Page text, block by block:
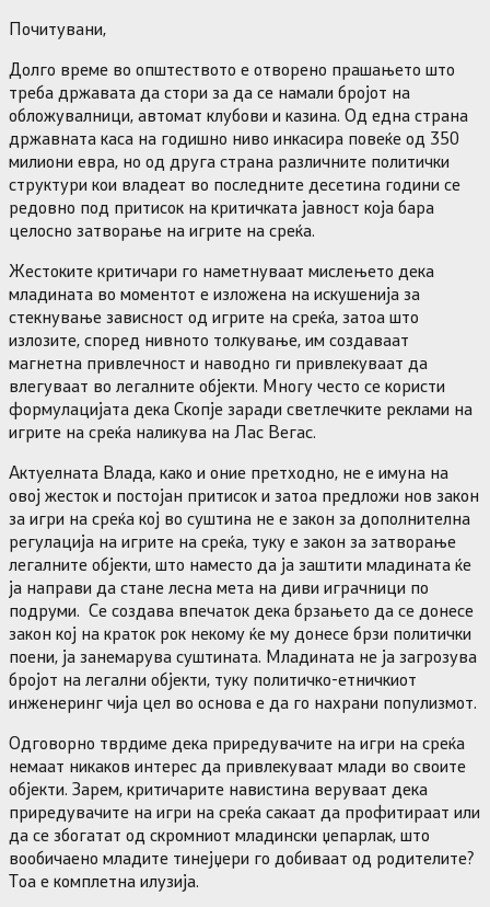
Почитувани,
Долго време во општеството е отворено прашањето што
треба државата да стори за да се намали бројот на
обложувалници, автомат клубови и казина. Од една страна
државната каса на годишно ниво инкасира повеќе од 350
милиони евра, но од друга страна различните политички
структури кои владеат во последните десетина години се
редовно под притисок на критичката јавност која бара
целосно затворање на игрите на среќа.
Жестоките критичари го наметнуваат мислењето дека
младината во моментот е изложена на искушенија за
стекнување зависност од игрите на среќа, затоа што
излозите, според нивното толкување, им создаваат
магнетна привлечност и наводно ги привлекуваат да
влегуваат во легалните објекти. Многу често се користи
формулацијата дека Скопје заради светлечките реклами на
игрите на среќа наликува на Лас Вегас.
Актуелната Влада, како и оние претходно, не е имуна на
овој жесток и постојан притисок и затоа предложи нов закон
за игри на среќа кој во суштина не е закон за дополнителна
регулација на игрите на среќа, туку е закон за затворање
легалните објекти, што наместо да ја заштити младината ќе
ја направи да стане лесна мета на диви играчници по
подруми. Се создава впечаток дека брзањето да се донесе
закон кој на краток рок некому ќе му донесе брзи политички
поени, ја занемарува суштината. Младината не ја загрозува
бројот на легални објекти, туку политичко-етничкиот
инженеринг чија цел во основа е да го нахрани популизмот.
Одговорно тврдиме дека приредувачите на игри на среќа
немаат никаков интерес да привлекуваат млади во своите
објекти. Зарем, критичарите навистина веруваат дека
приредувачите на игри на среќа сакаат да профитираат или
да се збогатат од скромниот младински џепарлак, што
вообичаено младите тинејџери го добиваат од родителите?
Тоа е комплетна илузија.